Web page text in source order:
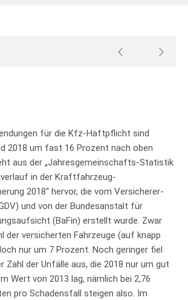
für die Kfz-Haftpflicht sind
2018 um fast 16 Prozent nach oben
aus der „Jahresgemeinschafts-Statistik
in der Kraftfahrzeug-
2018“ hervor, die vom Versicherer-
und von der Bundesanstalt für
(BaFin) erstellt wurde. Zwar
der versicherten Fahrzeuge (auf knapp
nur um 7 Prozent. Noch geringer fiel
Zahl der Unfälle aus, die 2018 nur um gut
Wert von 2013 lag, nämlich bei 2,76
pro Schadensfall steigen also. Im